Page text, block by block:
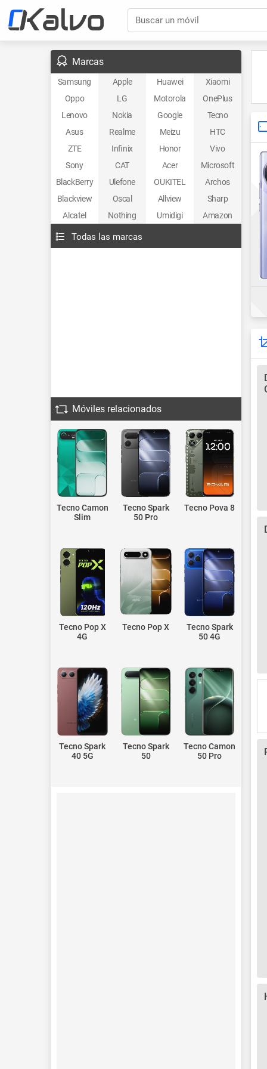
Buscar un móvil
Marcas
Samsung Apple Huawei
Xiaomi
Oppo
LG Motorola
OnePlus
Lenovo
Nokia Google
Tecno
Asus
Realme Meizu
HTC
ZTE
Infinix Honor
Vivo
Sony
CAT Acer
Microsoft
BlackBerry
Ulefone OUKITEL
Archos
Blackview
Oscal Allview
Sharp
Alcatel
Nothing Umidigi Amazon
Todas las marcas
Móviles relacionados
Tecno Camon
Slim
Tecno Spark
50 Pro
Tecno Pova 8
Tecno Pop X
4G
Tecno Pop X
Tecno Spark
50 4G
Tecno Spark
40 5G
Tecno Spark
50
Tecno Camon
50 Pro